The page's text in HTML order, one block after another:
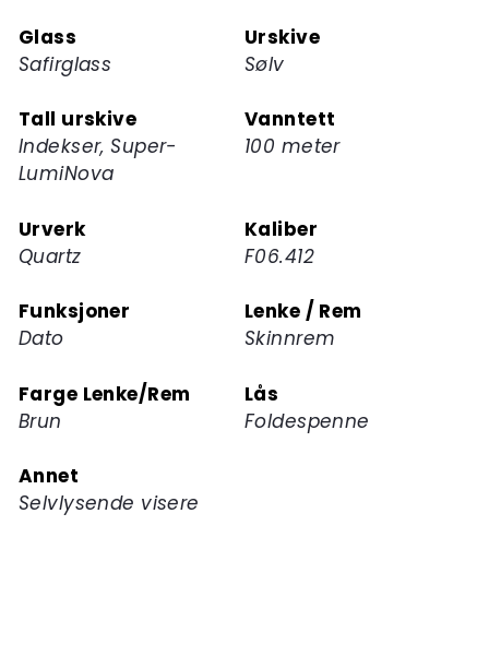
produktet
Glass
Safirglass
Urskive
Sølv
Tall urskive
Indekser, Super-
LumiNova
Vanntett
100 meter
Urverk
Quartz
Kaliber
F06.412
Funksjoner
Dato
Lenke / Rem
Skinnrem
Farge Lenke/Rem
Brun
Lås
Foldespenne
Annet
Selvlysende visere